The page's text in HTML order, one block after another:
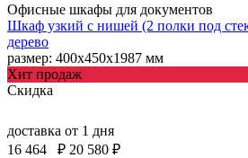
Офисные шкафы для документов
Шкаф узкий с нишей (2 полки под
дерево
размер: 400х450х1987 мм
Хит продаж
Скидка
доставка от 1 дня
16 464
₽ 20 580 ₽